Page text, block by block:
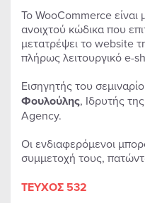
Το WooCommerce είναι
ανοιχτού κώδικα που
μετατρέψει το website
πλήρως λειτουργικό e-
Εισηγητής του
Φουλούλης, Ιδρυτής
Agency.
Οι ενδιαφερόμενοι
συμμετοχή τους,
ΤΕΥΧΟΣ 532